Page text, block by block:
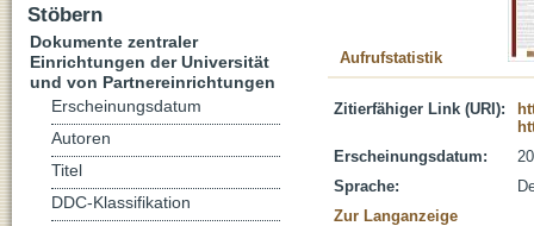
Aufrufstatistik
Zitierfähiger Link (URI):
Erscheinungsdatum:
Sprache:
Zur Langanzeige
Stöbern
Dokumente zentraler
Einrichtungen der Universität
und von Partnereinrichtungen
Erscheinungsdatum
Autoren
Titel
DDC-Klassifikation